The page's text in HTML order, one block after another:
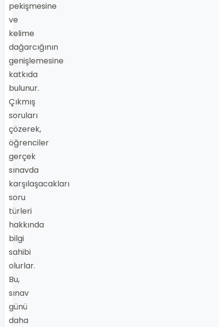
pekişmesine
ve
kelime
dağarcığının
genişlemesine
katkıda
bulunur.
Çıkmış
soruları
çözerek,
öğrenciler
gerçek
sınavda
karşılaşacakları
soru
türleri
hakkında
bilgi
sahibi
olurlar.
Bu,
sınav
günü
daha